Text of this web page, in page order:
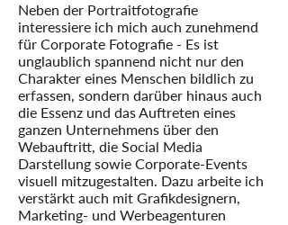
Neben der Portraitfotografie
interessiere ich mich auch zunehmend
für Corporate Fotografie - Es ist
unglaublich spannend nicht nur den
Charakter eines Menschen bildlich zu
erfassen, sondern darüber hinaus auch
die Essenz und das Auftreten eines
ganzen Unternehmens über den
Webauftritt, die Social Media
Darstellung sowie Corporate-Events
visuell mitzugestalten. Dazu arbeite ich
verstärkt auch mit Grafikdesignern,
Marketing- und Werbeagenturen